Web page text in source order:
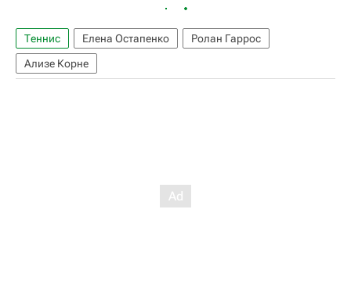
Теннис Елена Остапенко
Ролан Гаррос
Ализе Корне